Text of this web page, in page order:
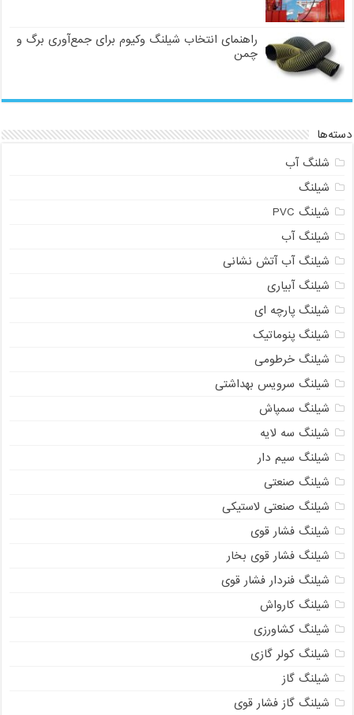
راهنمای انتخاب شیلنگ وکیوم برای جمع‌آوری برگ و
چمن
دسته‌ها
شلنگ آب
شیلنگ
شیلنگ PVC
شیلنگ آب
شیلنگ آب آتش نشانی
شیلنگ آبیاری
شیلنگ پارچه ای
شیلنگ پنوماتیک
شیلنگ خرطومی
شیلنگ سرویس بهداشتی
شیلنگ سمپاش
شیلنگ سه لایه
شیلنگ سیم دار
شیلنگ صنعتی
شیلنگ صنعتی لاستیکی
شیلنگ فشار قوی
شیلنگ فشار قوی بخار
شیلنگ فنردار فشار قوی
شیلنگ کارواش
شیلنگ کشاورزی
شیلنگ کولر گازی
شیلنگ گاز
شیلنگ گاز فشار قوی